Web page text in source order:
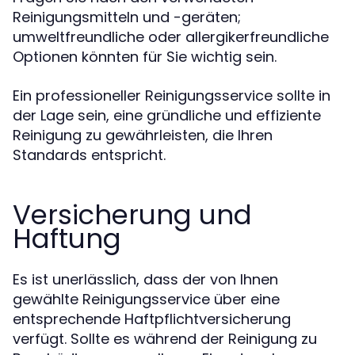
Reinigungsmitteln und -geräten;
umweltfreundliche oder allergikerfreundliche
Optionen könnten für Sie wichtig sein.
Ein professioneller Reinigungsservice sollte in
der Lage sein, eine gründliche und effiziente
Reinigung zu gewährleisten, die Ihren
Standards entspricht.
Versicherung und
Haftung
Es ist unerlässlich, dass der von Ihnen
gewählte Reinigungsservice über eine
entsprechende Haftpflichtversicherung
verfügt. Sollte es während der Reinigung zu